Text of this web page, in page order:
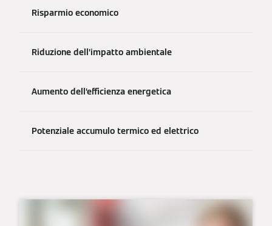
Risparmio economico
Riduzione dell’impatto ambientale
Aumento dell’efficienza energetica
Potenziale accumulo termico ed elettrico